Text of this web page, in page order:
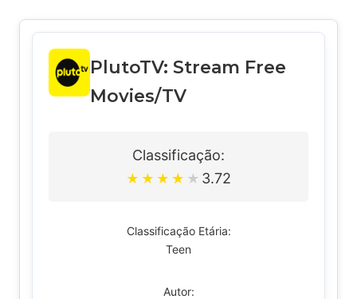
PlutoTV: Stream Free
Movies/TV
Classificação:
★ ★ ★ ★ ★ 3.72
Classificação Etária:
Teen
Autor: